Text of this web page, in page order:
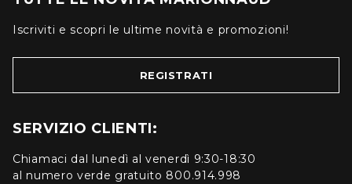
Iscriviti e scopri le ultime novità e promozioni!
REGISTRATI
SERVIZIO CLIENTI:
Chiamaci dal lunedì al venerdì 9:30-18:30
al numero verde gratuito 800.914.998